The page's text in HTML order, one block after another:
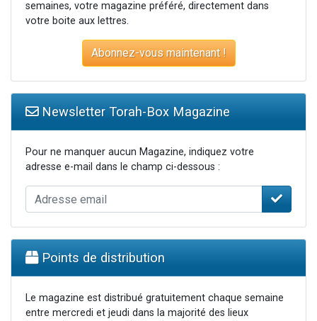
semaines, votre magazine préféré, directement dans
votre boite aux lettres.
Abonnez-vous maintenant !
Newsletter Torah-Box Magazine
Pour ne manquer aucun Magazine, indiquez votre
adresse e-mail dans le champ ci-dessous :
Points de distribution
Le magazine est distribué gratuitement chaque semaine
entre mercredi et jeudi dans la majorité des lieux